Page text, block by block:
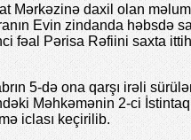
Mərkəzinə daxil olan
Evin zindanda həbsdə
fəal Pərisa Rəfiini saxta
5-də ona qarşı irəli
Məhkəmənin 2-ci
iclası keçirilib.